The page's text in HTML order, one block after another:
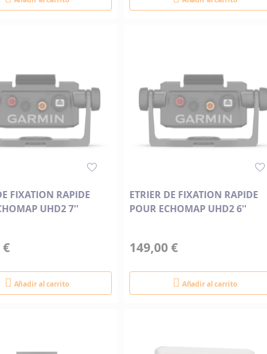
FIXATION RAPIDE
UHD2 7''
€
Añadir al carrito
ETRIER DE FIXATION RAPIDE
POUR ECHOMAP UHD2 6''
149,00 €
Añadir al carrito